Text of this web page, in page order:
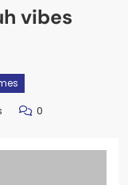
vibes
0